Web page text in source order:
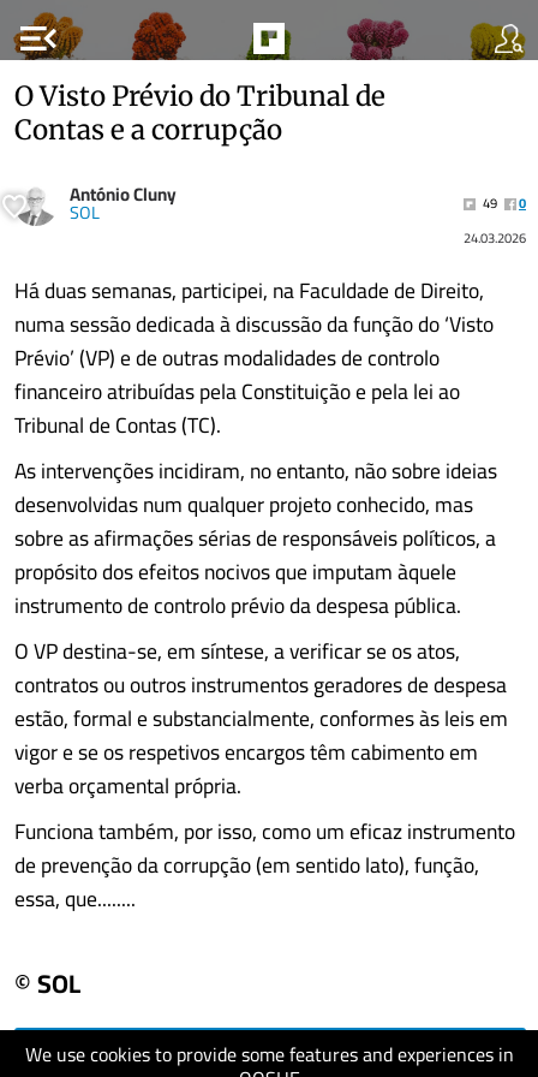
menu_open
We use cookies to provide some features and experiences in
O Visto Prévio do Tribunal de
Contas e a corrupção
António Cluny
SOL 49
0
24.03.2026
Há duas semanas, participei, na Faculdade de Direito,
numa sessão dedicada à discussão da função do ‘Visto
Prévio’ (VP) e de outras modalidades de controlo
financeiro atribuídas pela Constituição e pela lei ao
Tribunal de Contas (TC).
As intervenções incidiram, no entanto, não sobre ideias
desenvolvidas num qualquer projeto conhecido, mas
sobre as afirmações sérias de responsáveis políticos, a
propósito dos efeitos nocivos que imputam àquele
instrumento de controlo prévio da despesa pública.
O VP destina-se, em síntese, a verificar se os atos,
contratos ou outros instrumentos geradores de despesa
estão, formal e substancialmente, conformes às leis em
vigor e se os respetivos encargos têm cabimento em
verba orçamental própria.
Funciona também, por isso, como um eficaz instrumento
de prevenção da corrupção (em sentido lato), função,
essa, que........
© SOL